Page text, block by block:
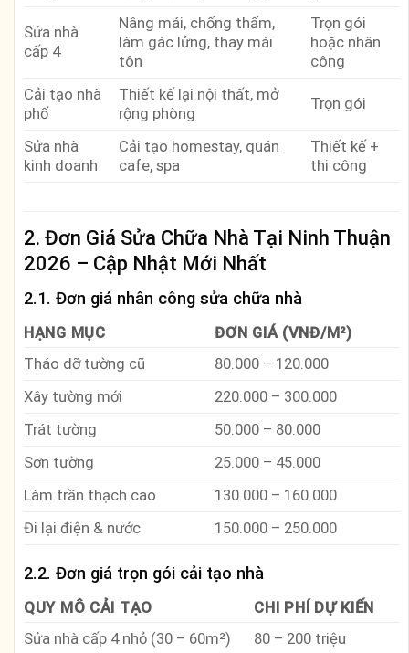
Sửa nhà
cấp 4
Nâng mái, chống thấm,
làm gác lửng, thay mái
tôn
Trọn gói
hoặc nhân
công
Cải tạo nhà
phố
Thiết kế lại nội thất, mở
rộng phòng
Trọn gói
Sửa nhà
kinh doanh
Cải tạo homestay, quán
cafe, spa
Thiết kế +
thi công
2. Đơn Giá Sửa Chữa Nhà Tại Ninh Thuận
2026 – Cập Nhật Mới Nhất
2.1. Đơn giá nhân công sửa chữa nhà
HẠNG MỤC
ĐƠN GIÁ (VNĐ/M²)
Tháo dỡ tường cũ
80.000 – 120.000
Xây tường mới
220.000 – 300.000
Trát tường
50.000 – 80.000
Sơn tường
25.000 – 45.000
Làm trần thạch cao
130.000 – 160.000
Đi lại điện & nước
150.000 – 250.000
2.2. Đơn giá trọn gói cải tạo nhà
QUY MÔ CẢI TẠO
CHI PHÍ DỰ KIẾN
Sửa nhà cấp 4 nhỏ (30 – 60m²)
80 – 200 triệu